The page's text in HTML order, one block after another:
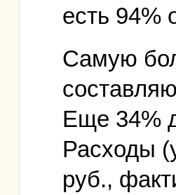
есть 94%
Самую
Еще 34%
Расходы
руб.,